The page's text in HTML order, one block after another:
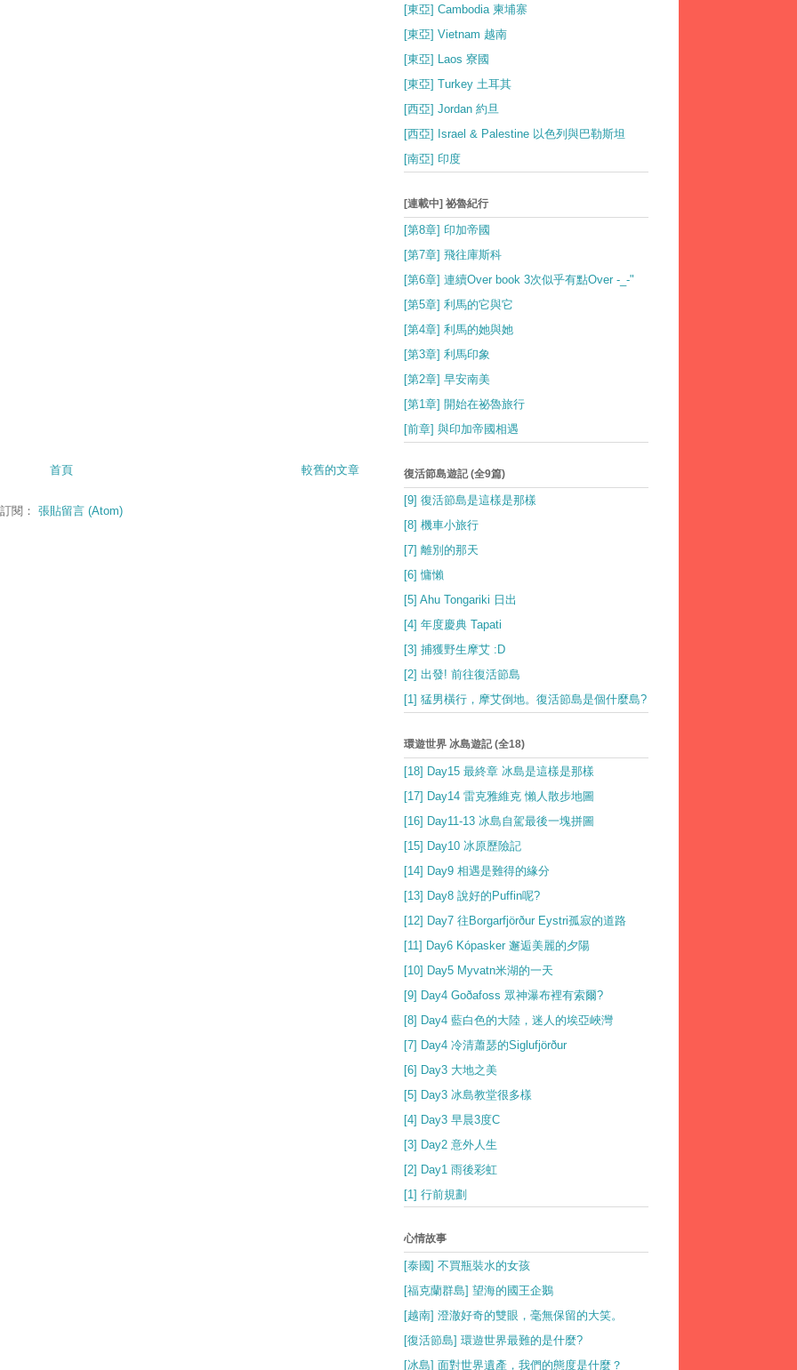
較舊的文章
首頁
訂閱： 張貼留言 (Atom)
[東亞] Cambodia 柬埔寨
[東亞] Vietnam 越南
[東亞] Laos 寮國
[東亞] Turkey 土耳其
[西亞] Jordan 約旦
[西亞] Israel & Palestine 以色列與巴勒斯坦
[南亞] 印度
[連載中] 祕魯紀行
[第8章] 印加帝國
[第7章] 飛往庫斯科
[第6章] 連續Over book 3次似乎有點Over -_-"
[第5章] 利馬的它與它
[第4章] 利馬的她與她
[第3章] 利馬印象
[第2章] 早安南美
[第1章] 開始在祕魯旅行
[前章] 與印加帝國相遇
復活節島遊記 (全9篇)
[9] 復活節島是這樣是那樣
[8] 機車小旅行
[7] 離別的那天
[6] 慵懶
[5] Ahu Tongariki 日出
[4] 年度慶典 Tapati
[3] 捕獲野生摩艾 :D
[2] 出發! 前往復活節島
[1] 猛男橫行，摩艾倒地。復活節島是個什麼島?
環遊世界 冰島遊記 (全18)
[18] Day15 最終章 冰島是這樣是那樣
[17] Day14 雷克雅維克 懶人散步地圖
[16] Day11-13 冰島自駕最後一塊拼圖
[15] Day10 冰原歷險記
[14] Day9 相遇是難得的緣分
[13] Day8 說好的Puffin呢?
[12] Day7 往Borgarfjörður Eystri孤寂的道路
[11] Day6 Kópasker 邂逅美麗的夕陽
[10] Day5 Myvatn米湖的一天
[9] Day4 Goðafoss 眾神瀑布裡有索爾?
[8] Day4 藍白色的大陸，迷人的埃亞峽灣
[7] Day4 冷清蕭瑟的Siglufjörður
[6] Day3 大地之美
[5] Day3 冰島教堂很多樣
[4] Day3 早晨3度C
[3] Day2 意外人生
[2] Day1 雨後彩虹
[1] 行前規劃
心情故事
[泰國] 不買瓶裝水的女孩
[福克蘭群島] 望海的國王企鵝
[越南] 澄澈好奇的雙眼，毫無保留的大笑。
[復活節島] 環遊世界最難的是什麼?
[冰島] 面對世界遺產，我們的態度是什麼？